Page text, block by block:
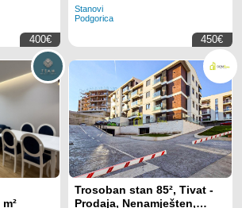
400€
Stanovi
Podgorica
450€
Trosoban stan 85², Tivat -
Prodaja, Nenamješten,